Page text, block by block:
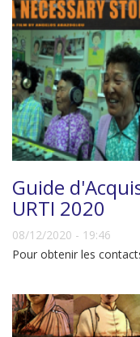
Guide
URTI 2020
08/12/2020 - 19:46
Pour obtenir les